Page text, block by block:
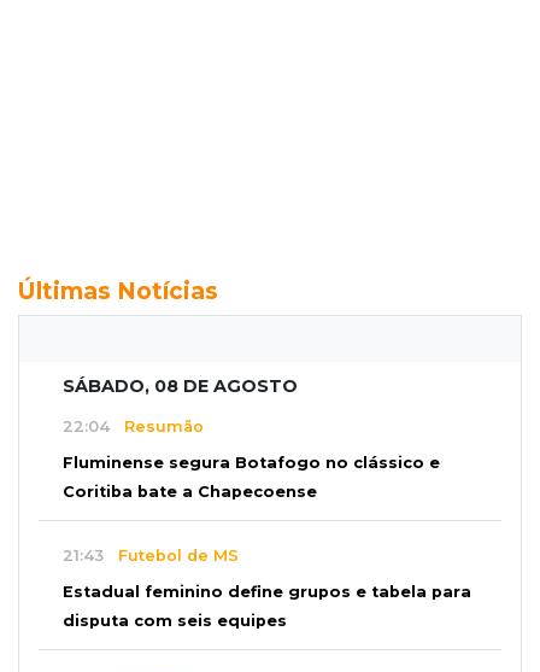
Últimas Notícias
SÁBADO, 08 DE AGOSTO
22:04 Resumão
Fluminense segura Botafogo no clássico e
Coritiba bate a Chapecoense
21:43 Futebol de MS
Estadual feminino define grupos e tabela para
disputa com seis equipes